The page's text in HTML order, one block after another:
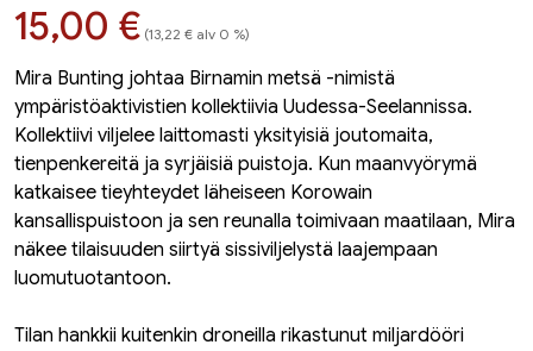
Hinta nyt
15,00 € (13,22 € alv 0 %)
Mira Bunting johtaa Birnamin metsä -nimistä
ympäristöaktivistien kollektiivia Uudessa-Seelannissa.
Kollektiivi viljelee laittomasti yksityisiä joutomaita,
tienpenkereitä ja syrjäisiä puistoja. Kun maanvyörymä
katkaisee tieyhteydet läheiseen Korowain
kansallispuistoon ja sen reunalla toimivaan maatilaan, Mira
näkee tilaisuuden siirtyä sissiviljelystä laajempaan
luomutuotantoon.
Tilan hankkii kuitenkin droneilla rikastunut miljardööri